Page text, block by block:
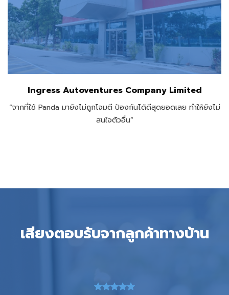
Ingress Autoventures Company Limited
“จากที่ใช้ Panda มายังไม่ถูกโจมตี ป้องกันได้ดีสุดยอดเลย ทำให้ยังไม่
สนใจตัวอื่น”
เสียงตอบรับจากลูกค้าทางบ้าน